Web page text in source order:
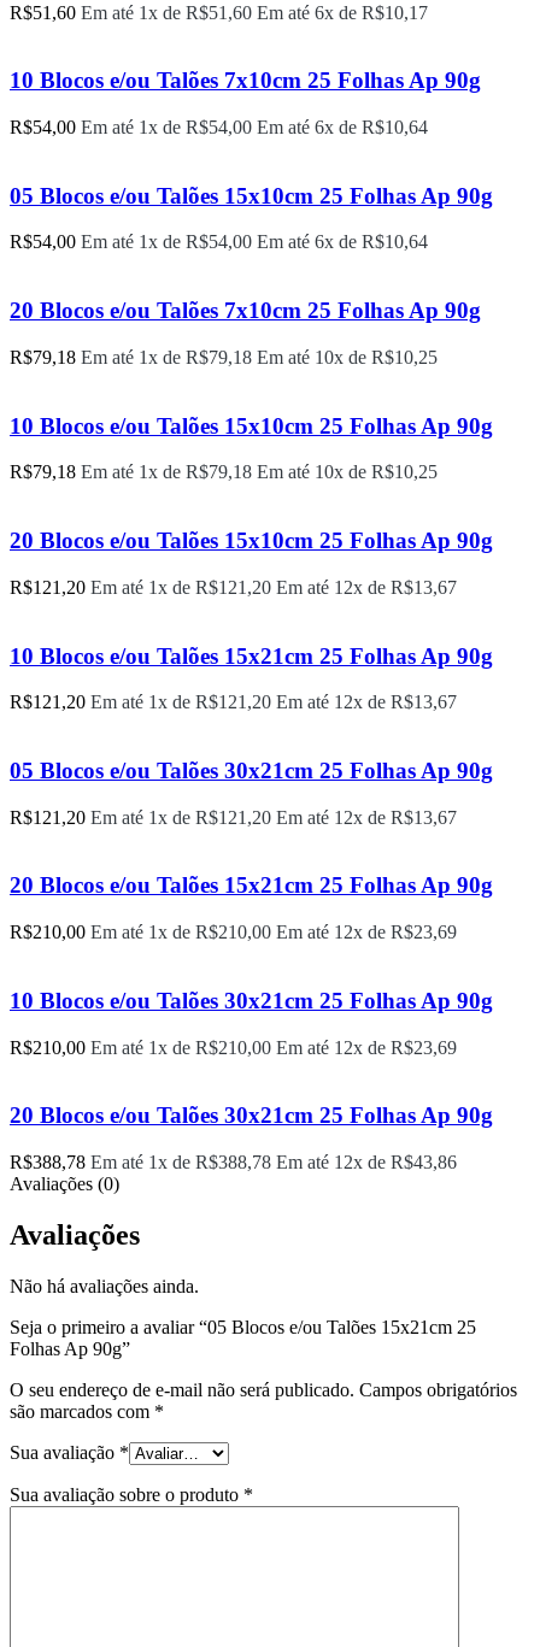
R$51,60 Em até 1x de R$51,60 Em até 6x de R$10,17
10 Blocos e/ou Talões 7x10cm 25 Folhas Ap 90g
R$54,00 Em até 1x de R$54,00 Em até 6x de R$10,64
05 Blocos e/ou Talões 15x10cm 25 Folhas Ap 90g
R$54,00 Em até 1x de R$54,00 Em até 6x de R$10,64
20 Blocos e/ou Talões 7x10cm 25 Folhas Ap 90g
R$79,18 Em até 1x de R$79,18 Em até 10x de R$10,25
10 Blocos e/ou Talões 15x10cm 25 Folhas Ap 90g
R$79,18 Em até 1x de R$79,18 Em até 10x de R$10,25
20 Blocos e/ou Talões 15x10cm 25 Folhas Ap 90g
R$121,20 Em até 1x de R$121,20 Em até 12x de R$13,67
10 Blocos e/ou Talões 15x21cm 25 Folhas Ap 90g
R$121,20 Em até 1x de R$121,20 Em até 12x de R$13,67
05 Blocos e/ou Talões 30x21cm 25 Folhas Ap 90g
R$121,20 Em até 1x de R$121,20 Em até 12x de R$13,67
20 Blocos e/ou Talões 15x21cm 25 Folhas Ap 90g
R$210,00 Em até 1x de R$210,00 Em até 12x de R$23,69
10 Blocos e/ou Talões 30x21cm 25 Folhas Ap 90g
R$210,00 Em até 1x de R$210,00 Em até 12x de R$23,69
20 Blocos e/ou Talões 30x21cm 25 Folhas Ap 90g
R$388,78 Em até 1x de R$388,78 Em até 12x de R$43,86
Avaliações (0)
Avaliações
Não há avaliações ainda.
Seja o primeiro a avaliar “05 Blocos e/ou Talões 15x21cm 25
Folhas Ap 90g”
O seu endereço de e-mail não será publicado. Campos obrigatórios
são marcados com *
Sua avaliação *
Sua avaliação sobre o produto *